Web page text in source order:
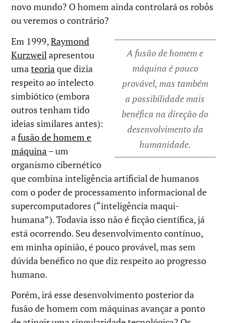
novo mundo? O homem ainda controlará os robôs
ou veremos o contrário?
A fusão de homem e
máquina é pouco
provável, mas também
a possibilidade mais
benéfica na direção do
desenvolvimento da
humanidade.
Em 1999,Raymond
Kurzweil apresentou
umateoria que dizia
respeito ao intelecto
simbiótico (embora
outros tenham tido
ideias similares antes):
afusão de homem e
máquina – um
organismo cibernético
que combina inteligência artificial de humanos
com o poder de processamento informacional de
supercomputadores (“inteligência maqui-
humana”). Todavia isso não é ficção científica, já
está ocorrendo. Seu desenvolvimento contínuo,
em minha opinião, é pouco provável, mas sem
dúvida benéfico no que diz respeito ao progresso
humano.
Porém, irá esse desenvolvimento posterior da
fusão de homem com máquinas avançar a ponto